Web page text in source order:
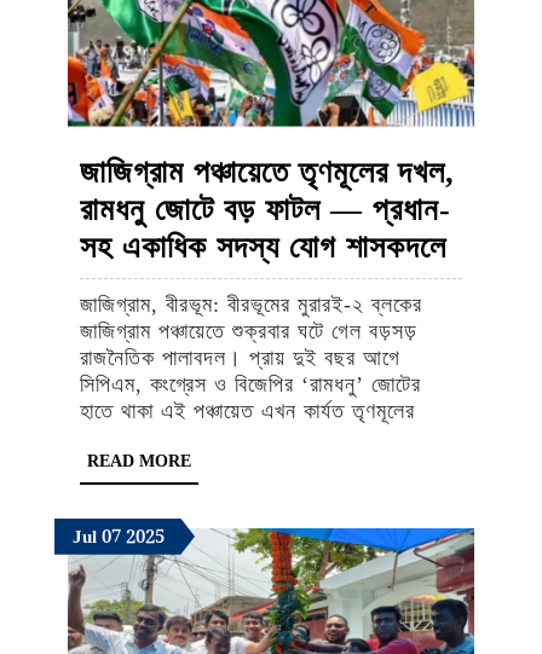
জাজিগ্রাম পঞ্চায়েতে তৃণমূলের দখল,
রামধনু জোটে বড় ফাটল — প্রধান-
সহ একাধিক সদস্য যোগ শাসকদলে
পঞ্চায়েতে
—
প্রধান-
সহ
জাজিগ্রাম, বীরভূম: বীরভূমের মুরারই-২ ব্লকের
জাজিগ্রাম পঞ্চায়েতে শুক্রবার ঘটে গেল বড়সড়
রাজনৈতিক পালাবদল। প্রায় দুই বছর আগে
সিপিএম, কংগ্রেস ও বিজেপির ‘রামধনু’ জোটের
হাতে থাকা এই পঞ্চায়েত এখন কার্যত তৃণমূলের
READ MOREREAD
MORE
JulJuly
7,
2025
07July
7,
2025
2025July
7,
2025